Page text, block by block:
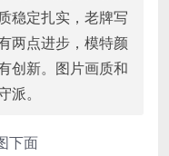
稳定扎实，老牌写
两点进步，模特颜
创新。图片画质和
。
下面